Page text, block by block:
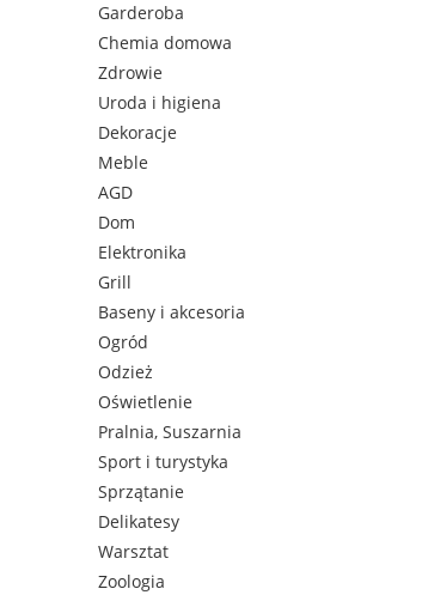
Garderoba
Chemia domowa
Zdrowie
Uroda i higiena
Dekoracje
Meble
AGD
Dom
Elektronika
Grill
Baseny i akcesoria
Ogród
Odzież
Oświetlenie
Pralnia, Suszarnia
Sport i turystyka
Sprzątanie
Delikatesy
Warsztat
Zoologia